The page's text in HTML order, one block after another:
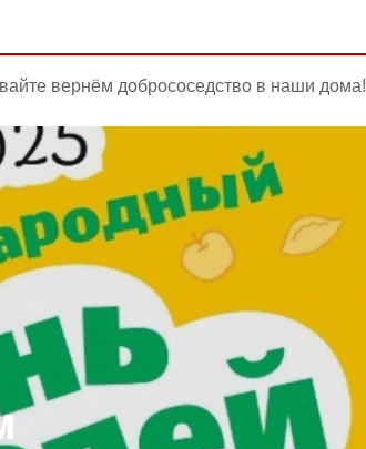
вернём добрососедство в наши дома!